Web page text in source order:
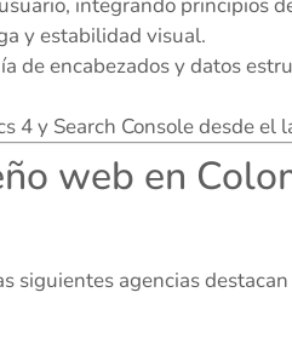
y estabilidad visual.
de encabezados y datos
4 y Search Console desde el
web en
siguientes agencias